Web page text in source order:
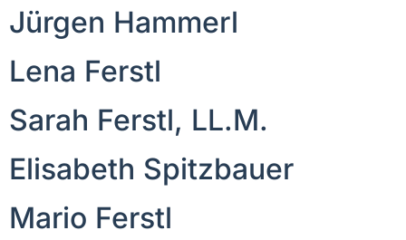
Jürgen Hammerl
Lena Ferstl
Sarah Ferstl, LL.M.
Elisabeth Spitzbauer
Mario Ferstl